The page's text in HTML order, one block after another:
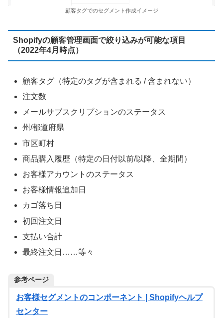
顧客タグでのセグメント作成イメージ
Shopifyの顧客管理画面で絞り込みが可能な項目
（2022年4月時点）
顧客タグ（特定のタグが含まれる / 含まれない）
注文数
メールサブスクリプションのステータス
州/都道府県
市区町村
商品購入履歴（特定の日付以前/以降、全期間）
お客様アカウントのステータス
お客様情報追加日
カゴ落ち日
初回注文日
支払い合計
最終注文日……等々
参考ページ
お客様セグメントのコンポーネント | Shopifyヘルプ
センター